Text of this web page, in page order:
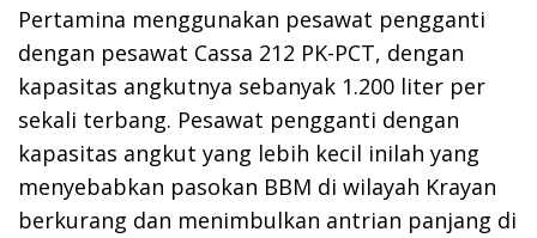
Pertamina menggunakan pesawat pengganti
dengan pesawat Cassa 212 PK-PCT, dengan
kapasitas angkutnya sebanyak 1.200 liter per
sekali terbang. Pesawat pengganti dengan
kapasitas angkut yang lebih kecil inilah yang
menyebabkan pasokan BBM di wilayah Krayan
berkurang dan menimbulkan antrian panjang di